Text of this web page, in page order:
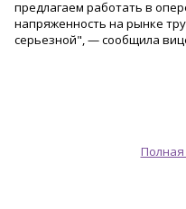
предлагаем работать в
напряженность на рынке
серьезной", — сообщила
Полная